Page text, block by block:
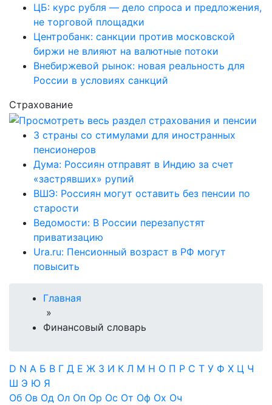
ЦБ: курс рубля — дело спроса и предложения,
не торговой площадки
Центробанк: санкции против московской
биржи не влияют на валютные потоки
Внебиржевой рынок: новая реальность для
России в условиях санкций
Страхование
3 страны со стимулами для иностранных
пенсионеров
Дума: Россиян отправят в Индию за счет
«застрявших» рупий
ВШЭ: Россиян могут оставить без пенсии по
старости
Ведомости: В России перезапустят
приватизацию
Ura.ru: Пенсионный возраст в РФ могут
повысить
Главная
»
Финансовый словарь
D N А Б В Г Д Е Ж З И К Л М Н О П Р С Т У Ф Х Ц Ч
Ш Э Ю Я
Об Ов Од Ол Оп Ор Ос От Оф Ох Оч